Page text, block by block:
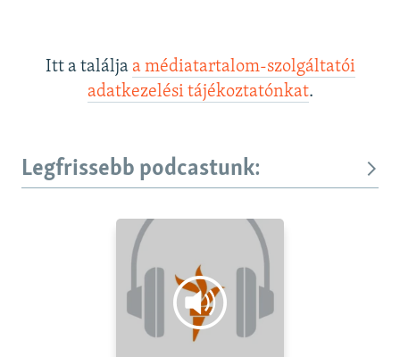
Itt a találja a médiatartalom-szolgáltatói
adatkezelési tájékoztatónkat.
Legfrissebb podcastunk: